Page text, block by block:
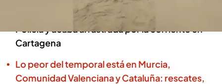
Una mujer retira unas vallas instaladas por la
Policía y acaba arrastrada por la corriente en
Cartagena
Lo peor del temporal está en Murcia,
Comunidad Valenciana y Cataluña: rescates,